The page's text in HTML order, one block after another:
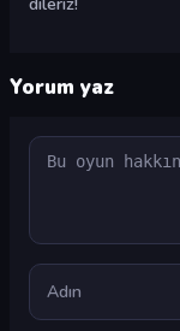
Yorum yaz
Yorum
Ad